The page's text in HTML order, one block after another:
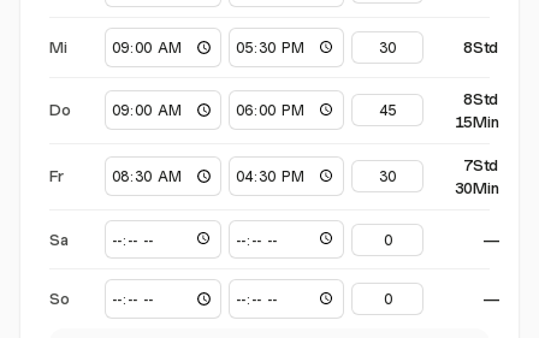
Mi 8Std
Do
8Std
15Min
Fr
7Std
30Min
Sa —
So —